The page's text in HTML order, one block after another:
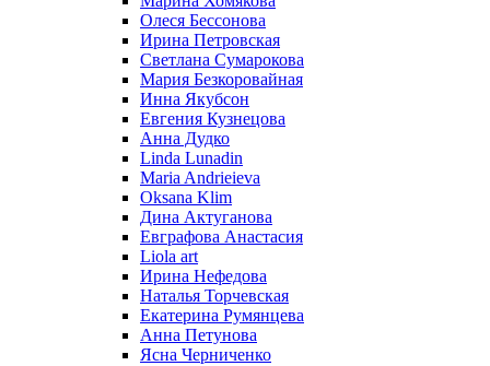
Олеся Бессонова
Ирина Петровская
Светлана Сумарокова
Мария Безкоровайная
Инна Якубсон
Евгения Кузнецова
Анна Дудко
Linda Lunadin
Maria Andrieieva
Oksana Klim
Дина Актуганова
Евграфова Анастасия
Liola art
Ирина Нефедова
Наталья Торчевская
Екатерина Румянцева
Анна Петунова
Ясна Черниченко